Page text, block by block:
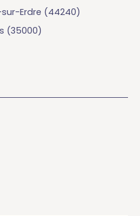
Erdre (44240)
(35000)